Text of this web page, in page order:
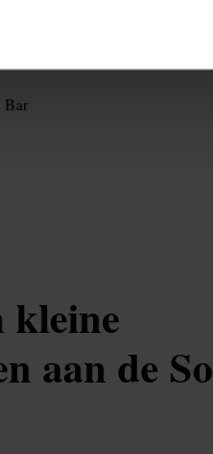
Bar
kleine
aan de